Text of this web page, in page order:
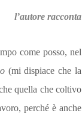
l’autore racconta
come posso, nel
(mi dispiace che la
quella che coltivo
perché è anche